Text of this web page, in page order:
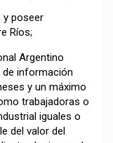
y poseer
Ríos;
Argentino
información
y un máximo
trabajadoras o
iguales o
del valor del